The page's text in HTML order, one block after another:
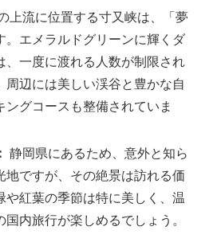
上流に位置する寸又峡は、「夢
。エメラルドグリーンに輝くダ
、一度に渡れる人数が制限され
周辺には美しい渓谷と豊かな自
ングコースも整備されていま
静岡県にあるため、意外と知ら
地ですが、その絶景は訪れる価
や紅葉の季節は特に美しく、温
内旅行が楽しめるでしょう。